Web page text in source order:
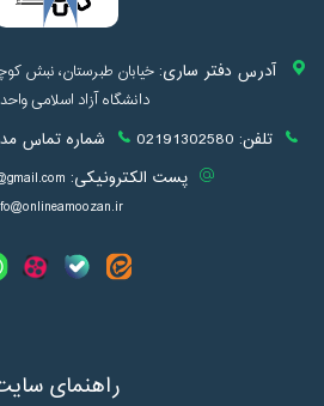
آدرس دفتر ساری:خیابان طبرستان، نبش
دانشگاه آزاد اسلامی
تلفن: 02191302580 شماره تماس
پست الکترونیکی:
راهنمای